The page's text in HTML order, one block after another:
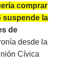
comprar
suspende la
de
desde la
Cívica